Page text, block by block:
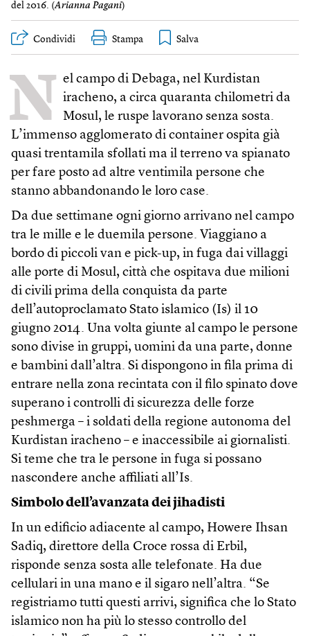
del 2016. (Arianna Pagani)
Condividi Stampa
N el campo di Debaga, nel Kurdistan
iracheno, a circa quaranta chilometri da
Mosul, le ruspe lavorano senza sosta.
L’immenso agglomerato di container ospita già
quasi trentamila sfollati ma il terreno va spianato
per fare posto ad altre ventimila persone che
stanno abbandonando le loro case.
Da due settimane ogni giorno arrivano nel campo
tra le mille e le duemila persone. Viaggiano a
bordo di piccoli van e pick-up, in fuga dai villaggi
alle porte di Mosul, città che ospitava due milioni
di civili prima della conquista da parte
dell’autoproclamato Stato islamico (Is) il 10
giugno 2014. Una volta giunte al campo le persone
sono divise in gruppi, uomini da una parte, donne
e bambini dall’altra. Si dispongono in fila prima di
entrare nella zona recintata con il filo spinato dove
superano i controlli di sicurezza delle forze
peshmerga – i soldati della regione autonoma del
Kurdistan iracheno – e inaccessibile ai giornalisti.
Si teme che tra le persone in fuga si possano
nascondere anche affiliati all’Is.
Simbolo dell’avanzata dei jihadisti
In un edificio adiacente al campo, Howere Ihsan
Sadiq, direttore della Croce rossa di Erbil,
risponde senza sosta alle telefonate. Ha due
cellulari in una mano e il sigaro nell’altra. “Se
registriamo tutti questi arrivi, significa che lo Stato
islamico non ha più lo stesso controllo del